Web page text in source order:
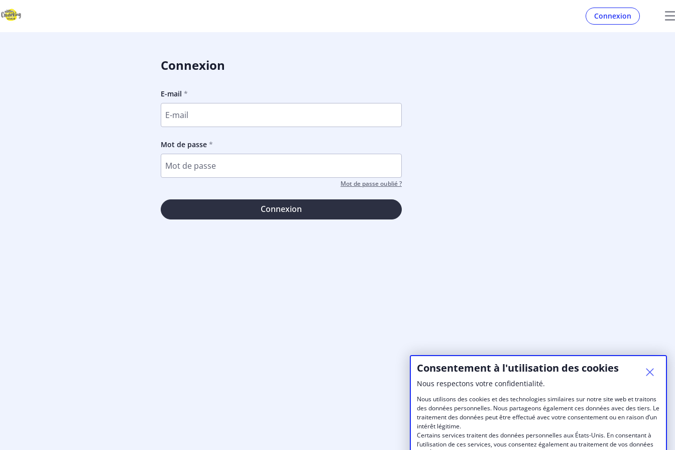
Consentement à l'utilisation des cookies
Nous respectons votre confidentialité.
Nous utilisons des cookies et des technologies similaires sur notre site web et traitons
des données personnelles. Nous partageons également ces données avec des tiers. Le
traitement des données peut être effectué avec votre consentement ou en raison d’un
intérêt légitime.
Certains services traitent des données personnelles aux États-Unis. En consentant à
l’utilisation de ces services, vous consentez également au traitement de vos données
Connexion
Connexion
E-mail
Mot de passe
Mot de passe oublié ?
Connexion